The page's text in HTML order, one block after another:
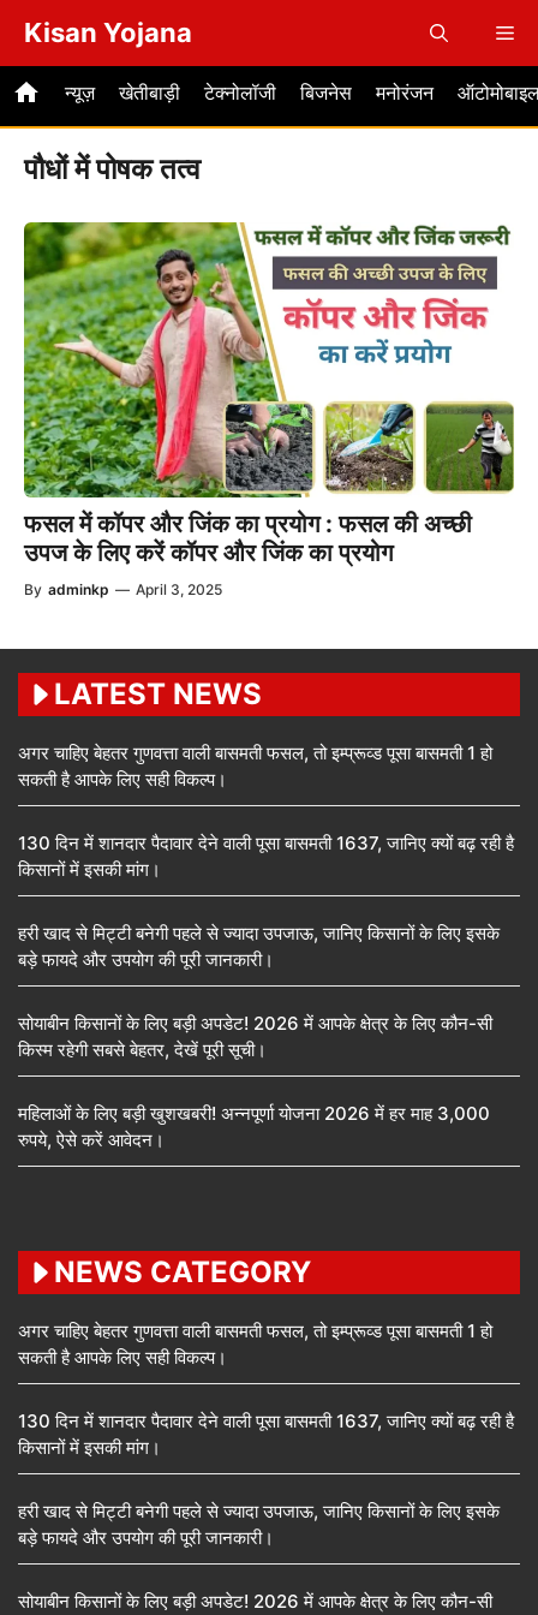
content
Kisan Yojana
न्यूज़ खेतीबाड़ी टेक्नोलॉजी बिजनेस मनोरंजन
पौधों में पोषक तत्व
फसल में कॉपर और जिंक का प्रयोग : फसल की अच्छी
उपज के लिए करें कॉपर और जिंक का प्रयोग
By adminkp — April 3, 2025
LATEST NEWS
अगर चाहिए बेहतर गुणवत्ता वाली बासमती फसल, तो इम्प्रूव्ड पूसा बासमती 1 हो
सकती है आपके लिए सही विकल्प।
130 दिन में शानदार पैदावार देने वाली पूसा बासमती 1637, जानिए क्यों बढ़ रही है
किसानों में इसकी मांग।
हरी खाद से मिट्टी बनेगी पहले से ज्यादा उपजाऊ, जानिए किसानों के लिए इसके
बड़े फायदे और उपयोग की पूरी जानकारी।
सोयाबीन किसानों के लिए बड़ी अपडेट! 2026 में आपके क्षेत्र के लिए कौन-सी
किस्म रहेगी सबसे बेहतर, देखें पूरी सूची।
महिलाओं के लिए बड़ी खुशखबरी! अन्नपूर्णा योजना 2026 में हर माह 3,000
रुपये, ऐसे करें आवेदन।
NEWS CATEGORY
अगर चाहिए बेहतर गुणवत्ता वाली बासमती फसल, तो इम्प्रूव्ड पूसा बासमती 1 हो
सकती है आपके लिए सही विकल्प।
130 दिन में शानदार पैदावार देने वाली पूसा बासमती 1637, जानिए क्यों बढ़ रही है
किसानों में इसकी मांग।
हरी खाद से मिट्टी बनेगी पहले से ज्यादा उपजाऊ, जानिए किसानों के लिए इसके
बड़े फायदे और उपयोग की पूरी जानकारी।
सोयाबीन किसानों के लिए बड़ी अपडेट! 2026 में आपके क्षेत्र के लिए कौन-सी